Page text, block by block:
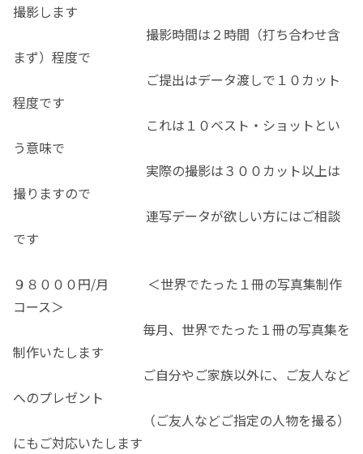
撮影します
撮影時間は２時間（打ち合わせ含
まず）程度で
ご提出はデータ渡しで１０カット
程度です
これは１０ベスト・ショットとい
う意味で
実際の撮影は３００カット以上は
撮りますので
連写データが欲しい方にはご相談
です
９８０００円/月 ＜世界でたった１冊の写真集制作
コース＞
毎月、世界でたった１冊の写真集を
制作いたします
ご自分やご家族以外に、ご友人など
へのプレゼント
（ご友人などご指定の人物を撮る）
にもご対応いたします